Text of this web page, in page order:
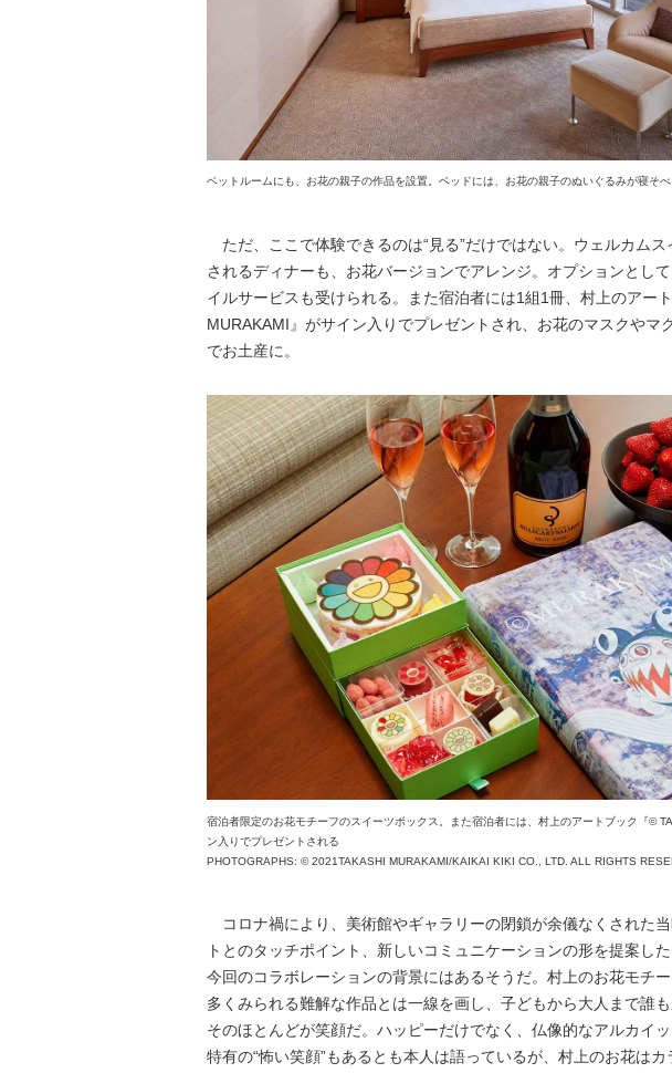
ベットルームにも、お花の親子の作品を設置。ベッドには、お花の親子のぬいぐるみが寝そべ
ただ、ここで体験できるのは“見る”だけではない。ウェルカム
されるディナーも、お花バージョンでアレンジ。オプションとし
イルサービスも受けられる。また宿泊者には1組1冊、村上のアー
MURAKAMI』がサイン入りでプレゼントされ、お花のマスクやマ
でお土産に。
宿泊者限定のお花モチーフのスイーツボックス。また宿泊者には、村上のアートブック『©︎
ン入りでプレゼントされる
PHOTOGRAPHS: ©︎ 2021TAKASHI MURAKAMI/KAIKAI KIKI CO., LTD. ALL RIGHTS
コロナ禍により、美術館やギャラリーの閉鎖が余儀なくされた
トとのタッチポイント、新しいコミュニケーションの形を提案した
今回のコラボレーションの背景にはあるそうだ。村上のお花モチ
多くみられる難解な作品とは一線を画し、子どもから大人まで誰
そのほとんどが笑顔だ。ハッピーだけでなく、仏像的なアルカイ
特有の“怖い笑顔”もあるとも本人は語っているが、村上のお花はカ